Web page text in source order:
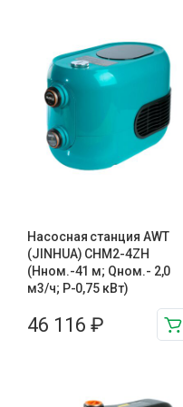
Насосная станция AWT
(JINHUA) CHM2-4ZH
(Hном.-41 м; Qном.- 2,0
м3/ч; P-0,75 кВт)
46 116 ₽